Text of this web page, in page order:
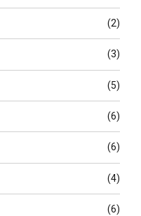
(2)
(3)
(5)
(6)
(6)
(4)
(6)